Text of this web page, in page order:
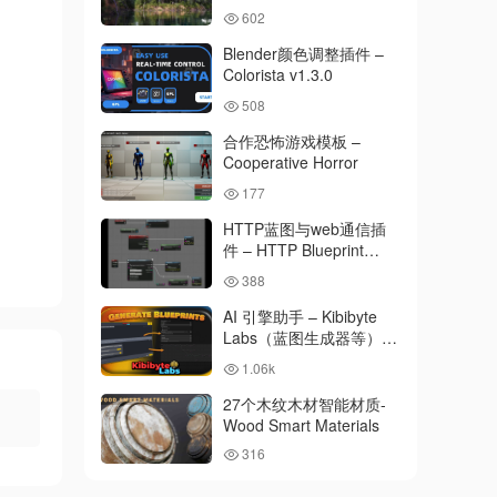
(Foliage , Island , PCG ,
Nature , River )
602
Blender颜色调整插件 –
Colorista v1.3.0
508
合作恐怖游戏模板 –
Cooperative Horror
177
HTTP蓝图与web通信插
件 – HTTP Blueprint
388
AI 引擎助手 – Kibibyte
Labs（蓝图生成器等）-
Kibibyte Labs (Blueprint
Generator & More!)
1.06k
27个木纹木材智能材质-
Wood Smart Materials
316